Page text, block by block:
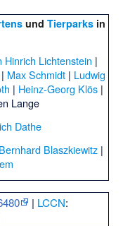
und Tierparks in
Hinrich Lichtenstein |
Max Schmidt| Ludwig
| Heinz-Georg Klös |
Lange
Dathe
Bernhard Blaszkiewitz |
| LCCN: